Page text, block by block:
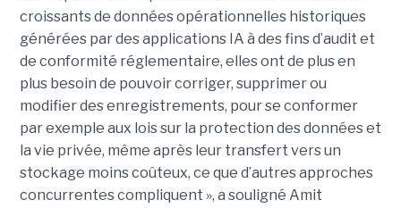
croissants de données opérationnelles historiques
générées par des applications IA à des fins d’audit et
de conformité réglementaire, elles ont de plus en
plus besoin de pouvoir corriger, supprimer ou
modifier des enregistrements, pour se conformer
par exemple aux lois sur la protection des données et
la vie privée, même après leur transfert vers un
stockage moins coûteux, ce que d’autres approches
concurrentes compliquent », a souligné Amit